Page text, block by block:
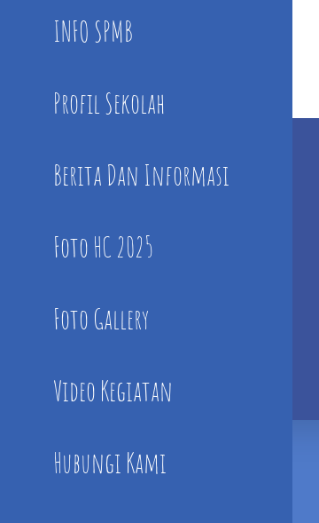
INFO SPMB
Profil Sekolah
Berita Dan Informasi
Foto HC 2025
Foto Gallery
Video Kegiatan
Hubungi Kami